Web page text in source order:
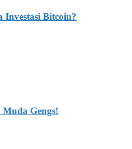
Investasi Bitcoin?
Gengs!